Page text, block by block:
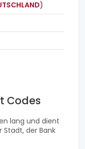
)
Codes
lang und dient
Stadt, der Bank